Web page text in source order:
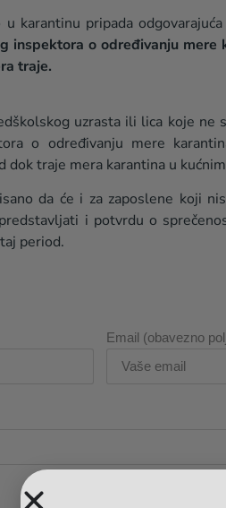
karantinu pripada odgovarajuća
inspektora o određivanju
traje.
uzrasta ili lica koje ne
o određivanju mere
dok traje mera karantina u
da će i za zaposlene koji
i potvrdu o
period.
Email (obavezno